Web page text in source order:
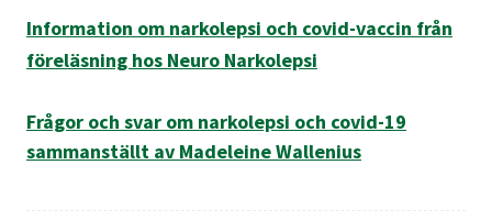
Information om narkolepsi och covid-vaccin från
föreläsning hos Neuro Narkolepsi
Frågor och svar om narkolepsi och covid-19
sammanställt av Madeleine Wallenius